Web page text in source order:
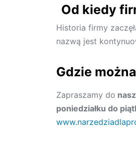
Od kiedy
Historia firmy
nazwą jest
Gdzie
Zapraszamy do
poniedziałku do